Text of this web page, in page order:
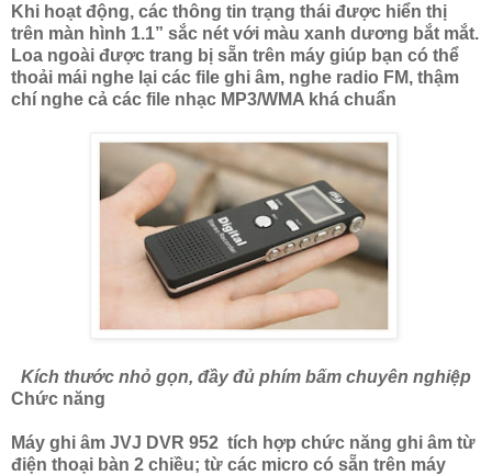
Khi hoạt động, các thông tin trạng thái được hiển thị
trên màn hình 1.1” sắc nét với màu xanh dương bắt mắt.
Loa ngoài được trang bị sẵn trên máy giúp bạn có thể
thoải mái nghe lại các file ghi âm, nghe radio FM, thậm
chí nghe cả các file nhạc MP3/WMA khá chuẩn
Kích thước nhỏ gọn, đầy đủ phím bấm chuyên nghiệp
Chức năng
Máy ghi âm JVJ DVR 952 tích hợp chức năng ghi âm từ
điện thoại bàn 2 chiều; từ các micro có sẵn trên máy